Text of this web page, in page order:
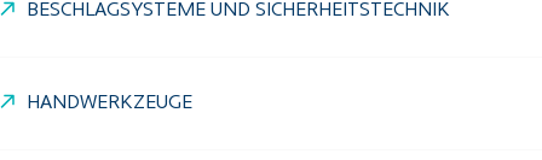
BESCHLAGSYSTEME UND SICHERHEITSTECHNIK
HANDWERKZEUGE